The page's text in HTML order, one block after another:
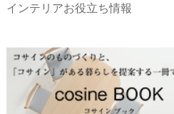
インテリアお役立ち情報